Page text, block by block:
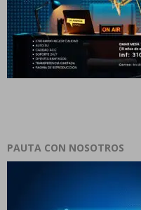
PAUTA CON NOSOTROS